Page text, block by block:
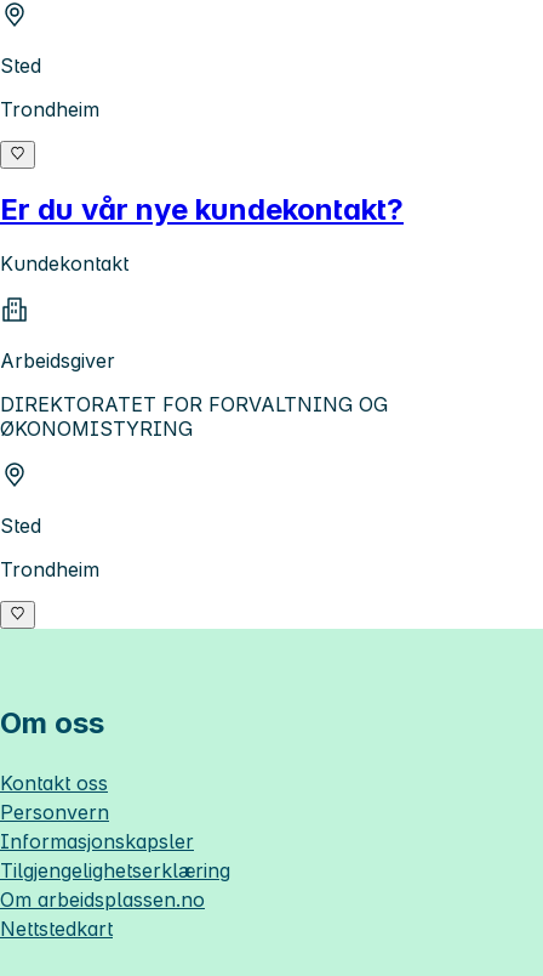
Sted
Trondheim
Er du vår nye kundekontakt?
Kundekontakt
Arbeidsgiver
DIREKTORATET FOR FORVALTNING OG
ØKONOMISTYRING
Sted
Trondheim
Om oss
Kontakt oss
Personvern
Informasjonskapsler
Tilgjengelighetserklæring
Om arbeidsplassen.no
Nettstedkart